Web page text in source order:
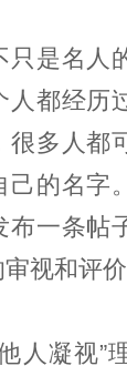
只是名人
人都经历
多人都
己的名字
布一条帖
视和评价
人凝视”